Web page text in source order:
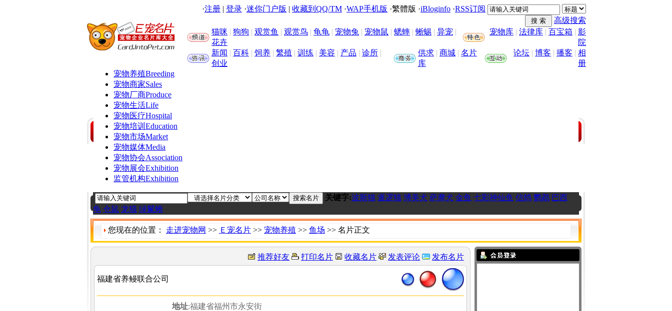
·注册 | 登录 ·迷你门户版 | 收藏到QQ/TM ·WAP手机版 ·繁體版 ·iBloginfo ·RSS订阅
高级搜索
猫咪 | 狗狗 | 观赏鱼 | 观赏鸟 | 龟龟 | 宠物兔 | 宠物鼠 | 蟋蟀 | 蜥蜴 | 异宠 |
花卉
宠物库 | 法律库 | 百宝箱 | 影
院
新闻 | 百科 | 饲养 | 繁殖 | 训练 | 美容 | 产品 | 诊所 |
创业
供求 | 商城 | 名片
库
论坛 | 博客 | 播客 | 相
册
宠物养殖Breeding
宠物商家Sales
宠物厂商Produce
宠物生活Life
宠物医疗Hospital
宠物培训 Education
宠物市场Market
宠物媒体Media
宠物协会Association
宠物展会Exhibition
监管机构Exhibition
关键字:波斯猫 暹逻猫 博美犬 萨摩犬 金鱼 七彩神仙鱼 信鸽 鹦鹉 巴西
龟 仓鼠 龙猫 绿鬣蜥
您现在的位置： 走进宠物网 >> Ｅ宠名片 >> 宠物养殖 >> 鱼场 >> 名片正文
推荐好友 打印名片 收藏名片 发表评论 发布名片
福建省养鳗联合公司
地址:福建省福州市永安街